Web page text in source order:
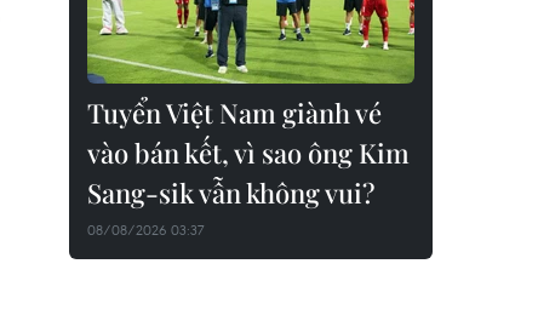
Tuyển Việt Nam giành vé
vào bán kết, vì sao ông Kim
Sang-sik vẫn không vui?
08/08/2026 03:37